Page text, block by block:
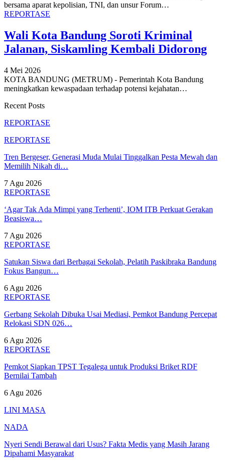
bersama aparat kepolisian, TNI, dan unsur Forum…
REPORTASE
Wali Kota Bandung Soroti Kriminal
Jalanan, Siskamling Kembali Didorong
4 Mei 2026
KOTA BANDUNG (METRUM) - Pemerintah Kota Bandung
meningkatkan kewaspadaan terhadap potensi kejahatan…
Recent Posts
REPORTASE
REPORTASE
Tren Bergeser, Generasi Muda Mulai Tinggalkan Pesta Mewah dan
Memilih Nikah di…
7 Agu 2026
REPORTASE
‘Agar Tak Ada Mimpi yang Terhenti’, IOM ITB Perkuat Gerakan
Beasiswa…
7 Agu 2026
REPORTASE
Satukan Siswa dari Berbagai Sekolah, Pelatih Paskibraka Bandung
Fokus Bangun…
6 Agu 2026
REPORTASE
Gerbang Sekolah Dibuka Usai Mediasi, Pemkot Bandung Percepat
Relokasi SDN 026…
6 Agu 2026
REPORTASE
Pemkot Siapkan TPST Tegalega untuk Produksi Briket RDF
Bernilai Tambah
6 Agu 2026
LINI MASA
NADA
Nyeri Sendi Berawal dari Usus? Fakta Medis yang Masih Jarang
Dipahami Masyarakat